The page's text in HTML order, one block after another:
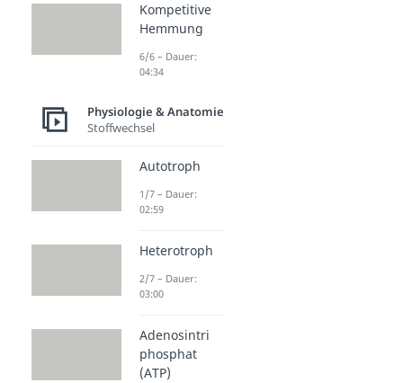
Kompetitive
Hemmung
6/6 – Dauer:
04:34
Physiologie & Anatomie
Stoffwechsel
Autotroph
1/7 – Dauer:
02:59
Heterotroph
2/7 – Dauer:
03:00
Adenosintri
phosphat
(ATP)